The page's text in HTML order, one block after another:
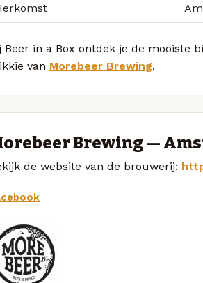
Beer in a Box ontdek je de mooiste
van Morebeer Brewing.
Brewing —
de website van de brouwerij: